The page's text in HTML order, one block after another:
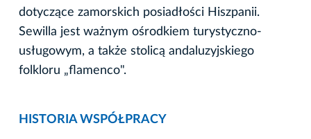
dotyczące zamorskich posiadłości Hiszpanii.
Sewilla jest ważnym ośrodkiem turystyczno-
usługowym, a także stolicą andaluzyjskiego
folkloru „flamenco".
HISTORIA WSPÓŁPRACY